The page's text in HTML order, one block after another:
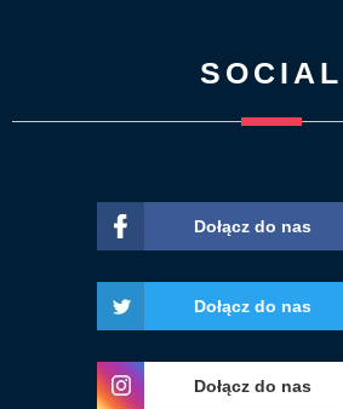
SOCIAL
Dołącz do nas
Dołącz do nas
Dołącz do nas